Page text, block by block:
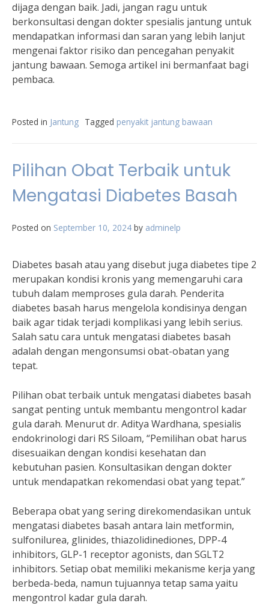
dijaga dengan baik. Jadi, jangan ragu untuk
berkonsultasi dengan dokter spesialis jantung untuk
mendapatkan informasi dan saran yang lebih lanjut
mengenai faktor risiko dan pencegahan penyakit
jantung bawaan. Semoga artikel ini bermanfaat bagi
pembaca.
Posted in Jantung Tagged penyakit jantung bawaan
Pilihan Obat Terbaik untuk
Mengatasi Diabetes Basah
Posted on September 10, 2024 by adminelp
Diabetes basah atau yang disebut juga diabetes tipe 2
merupakan kondisi kronis yang memengaruhi cara
tubuh dalam memproses gula darah. Penderita
diabetes basah harus mengelola kondisinya dengan
baik agar tidak terjadi komplikasi yang lebih serius.
Salah satu cara untuk mengatasi diabetes basah
adalah dengan mengonsumsi obat-obatan yang
tepat.
Pilihan obat terbaik untuk mengatasi diabetes basah
sangat penting untuk membantu mengontrol kadar
gula darah. Menurut dr. Aditya Wardhana, spesialis
endokrinologi dari RS Siloam, “Pemilihan obat harus
disesuaikan dengan kondisi kesehatan dan
kebutuhan pasien. Konsultasikan dengan dokter
untuk mendapatkan rekomendasi obat yang tepat.”
Beberapa obat yang sering direkomendasikan untuk
mengatasi diabetes basah antara lain metformin,
sulfonilurea, glinides, thiazolidinediones, DPP-4
inhibitors, GLP-1 receptor agonists, dan SGLT2
inhibitors. Setiap obat memiliki mekanisme kerja yang
berbeda-beda, namun tujuannya tetap sama yaitu
mengontrol kadar gula darah.